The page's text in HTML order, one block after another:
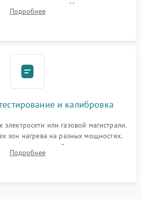
зазоров. Нанесение
или укладка уплотнительной
Подробнее
и калибровка
или газовой магистрали.
зон нагрева на разных мощностях.
управления, таймера, индикаторов
и систем защиты от перегрева.
Подробнее